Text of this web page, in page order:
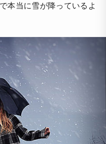
本当に雪が降っているよ